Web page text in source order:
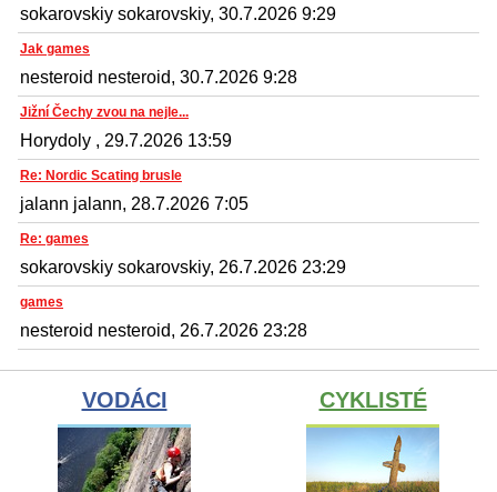
sokarovskiy sokarovskiy, 30.7.2026 9:29
Jak games
nesteroid nesteroid, 30.7.2026 9:28
Jižní Čechy zvou na nejle...
Horydoly , 29.7.2026 13:59
Re: Nordic Scating brusle
jalann jalann, 28.7.2026 7:05
Re: games
sokarovskiy sokarovskiy, 26.7.2026 23:29
games
nesteroid nesteroid, 26.7.2026 23:28
VODÁCI CYKLISTÉ